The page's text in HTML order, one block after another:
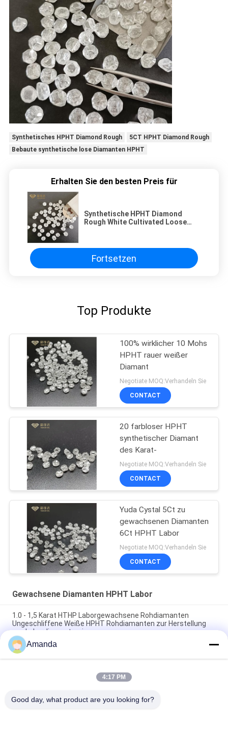
Synthetisches HPHT Diamond Rough
5CT HPHT Diamond Rough
Bebaute synthetische lose Diamanten HPHT
Erhalten Sie den besten Preis für
Synthetische HPHT Diamond
Rough White Cultivated Loose
Fortsetzen
Top Produkte
100% wirklicher 10 Mohs
HPHT rauer weißer
Diamant
Negotiate MOQ:Verhandeln Sie
CONTACT
20 farbloser HPHT
synthetischer Diamant
des Karat-
Negotiate MOQ:Verhandeln Sie
CONTACT
Yuda Cystal 5Ct zu
gewachsenen Diamanten
6Ct HPHT Labor
Negotiate MOQ:Verhandeln Sie
CONTACT
Gewachsene Diamanten HPHT Labor
1.0 - 1,5 Karat HTHP Laborgewachsene Rohdiamanten
Ungeschliffene Weiße HPHT Rohdiamanten zur Herstellung
von Labordiamantenringe
100% echt und Härte 10 Mohs 1 Karat HPHT Labor gemacht
Ungeschnittenes Rohweiß Labor Diamant
5.0 - 6.0 Karat D E F Farbe VS Klarheit HPHT Diamant Labor
Amanda
4:17 PM
Good day, what product are you looking for?